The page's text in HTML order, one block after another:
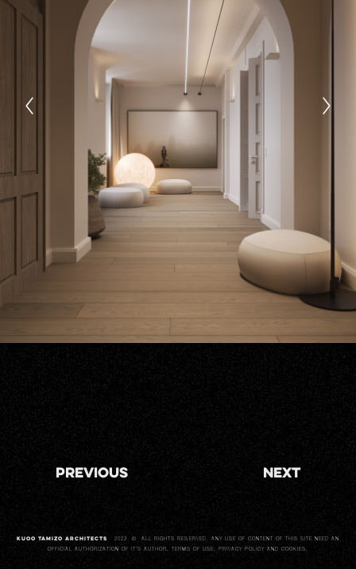
Previous Next
KUOO TAMIZO ARCHITECTS 2023 © ALL RIGHTS RESERVED. ANY USE OF CONTENT OF THIS SITE NEED AN
OFFICIAL AUTHORIZATION OF IT'S AUTHOR. TERMS OF USE,PRIVACY POLICY AND COOKIES.